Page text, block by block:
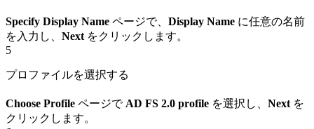
Specify Display Name ページで、 Display Name に任意の名前
を入力し、 Next をクリックします。
5
プロファイルを選択する
Choose Profile ページで AD FS 2.0 profile を選択し、 Next を
クリックします。